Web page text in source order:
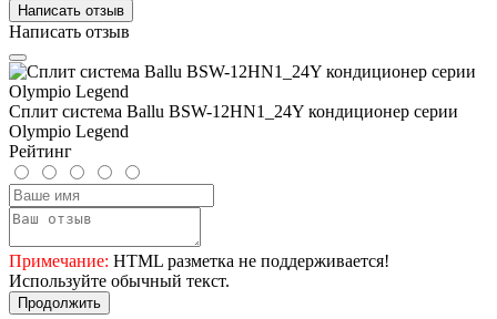
Написать отзыв
Написать отзыв
Сплит система Ballu BSW-12HN1_24Y кондиционер серии
Olympio Legend
Рейтинг
Примечание: HTML разметка не поддерживается!
Используйте обычный текст.
Продолжить